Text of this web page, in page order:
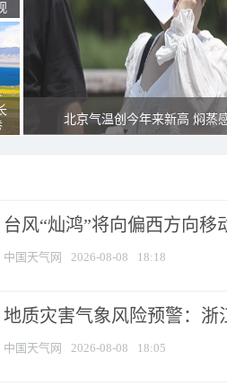
北京气温创今年来新高 焖蒸
台风“灿鸿”将向偏西方向移
中国天气网 2026-08-08 18:18
地质灾害气象风险预警：
中国天气网 2026-08-08 18:05